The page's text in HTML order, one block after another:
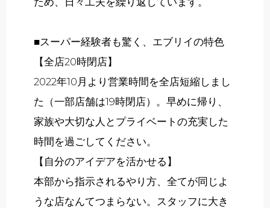
■スーパー経験者も驚く、エブリイの特色
【全店20時閉店】
2022年10月より営業時間を全店短縮しまし
た（一部店舗は19時閉店）。早めに帰り、
家族や大切な人とプライベートの充実した
時間を過ごしてください。
【自分のアイデアを活かせる】
本部から指示されるやり方、全てが同じよ
うな店なんてつまらない。スタッフに大き